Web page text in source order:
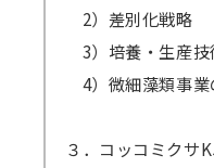
2）差別化戦略
3）培養・生産技
4）微細藻類事業
３．コッコミクサ